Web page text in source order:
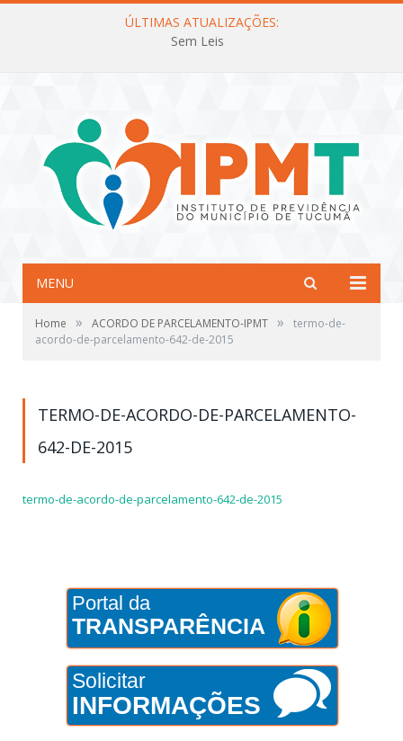
ÚLTIMAS ATUALIZAÇÕES:
Sem Leis
MENU
Home » ACORDO DE PARCELAMENTO-IPMT »
termo-de-
acordo-de-parcelamento-642-de-2015
TERMO-DE-ACORDO-DE-PARCELAMENTO-
642-DE-2015
termo-de-acordo-de-parcelamento-642-de-2015
Portal da
TRANSPARÊNCIA
Solicitar
INFORMAÇÕES